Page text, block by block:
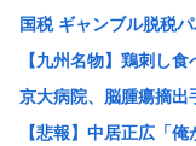
国税 ギャンブル脱税
【九州名物】鶏刺し
京大病院、脳腫瘍摘
【悲報】中居正広「